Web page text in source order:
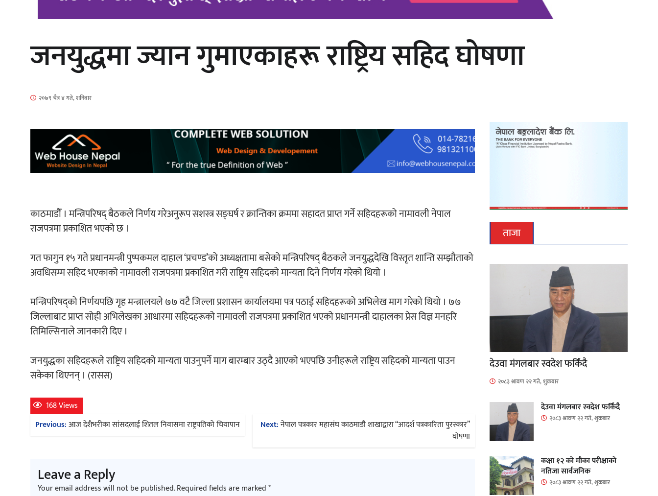
‘आइतबारको अफिस’ को परिचर्चा सम्पन्न
अर्जुन चन्द्रको ‘संवेदनाका प्रतिध्वनि’
मुक्तकसङ्ग्रह लोकार्पण
‘दुर्गा’ निर्माण गर्दै सम्राट
चलचित्र ‘माया भनेकै यस्तो होला’को शीर्ष
गीत सार्वजनिक
जनयुद्धमा ज्यान गुमाएकाहरू राष्ट्रिय सहिद घोषणा
२०७९ चैत्र ४ गते, शनिबार
काठमाडौँ । मन्त्रिपरिषद् बैठकले निर्णय गरेअनुरूप सशस्त्र सङ्घर्ष र क्रान्तिका क्रममा सहादत प्राप्त गर्ने सहिदहरूको नामावली नेपाल
राजपत्रमा प्रकाशित भएको छ ।
गत फागुन १५ गते प्रधानमन्त्री पुष्पकमल दाहाल ‘प्रचण्ड’को अध्यक्षतामा बसेको मन्त्रिपरिषद् बैठकले जनयुद्धदेखि विस्तृत शान्ति सम्झौताको
अवधिसम्म सहिद भएकाको नामावली राजपत्रमा प्रकाशित गरी राष्ट्रिय सहिदको मान्यता दिने निर्णय गरेको थियो ।
मन्त्रिपरिषद्को निर्णयपछि गृह मन्त्रालयले ७७ वटै जिल्ला प्रशासन कार्यालयमा पत्र पठाई सहिदहरूको अभिलेख माग गरेको थियो । ७७
जिल्लाबाट प्राप्त सोही अभिलेखका आधारमा सहिदहरूको नामावली राजपत्रमा प्रकाशित भएको प्रधानमन्त्री दाहालका प्रेस विज्ञ मनहरि
तिमिल्सिनाले जानकारी दिए ।
जनयुद्धका सहिदहरूले राष्ट्रिय सहिदको मान्यता पाउनुपर्ने माग बारम्बार उठ्दै आएको भएपछि उनीहरूले राष्ट्रिय सहिदको मान्यता पाउन
सकेका थिएनन् । (रासस)
168 Views
Post
navigation
Previous:आज देशैभरीका सांसदलाई शितल निवासमा राष्ट्रपतिको चियापान Next:नेपाल पत्रकार महासंघ काठमाडौ शाखाद्वारा “आदर्श पत्रकारिता पुरस्कार”
घोषणा
Leave a Reply
Your email address will not be published.Required fields are marked*
ताजा
देउवा मंगलबार स्वदेश फर्किंदै
२०८३ श्रावण २२ गते, शुक्रबार
देउवा मंगलबार स्वदेश फर्किंदै
२०८३ श्रावण २२ गते, शुक्रबार
कक्षा १२ को मौका परीक्षाको
नतिजा सार्वजनिक
२०८३ श्रावण २२ गते, शुक्रबार